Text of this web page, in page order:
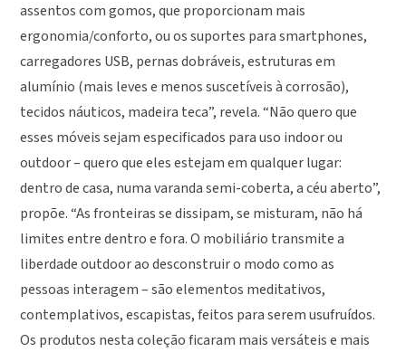
assentos com gomos, que proporcionam mais
ergonomia/conforto, ou os suportes para smartphones,
carregadores USB, pernas dobráveis, estruturas em
alumínio (mais leves e menos suscetíveis à corrosão),
tecidos náuticos, madeira teca”, revela. “Não quero que
esses móveis sejam especificados para uso indoor ou
outdoor – quero que eles estejam em qualquer lugar:
dentro de casa, numa varanda semi-coberta, a céu aberto”,
propõe. “As fronteiras se dissipam, se misturam, não há
limites entre dentro e fora. O mobiliário transmite a
liberdade outdoor ao desconstruir o modo como as
pessoas interagem – são elementos meditativos,
contemplativos, escapistas, feitos para serem usufruídos.
Os produtos nesta coleção ficaram mais versáteis e mais